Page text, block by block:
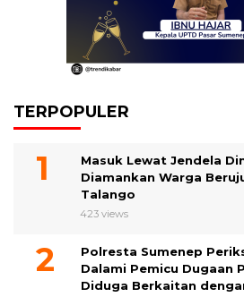
TERPOPULER
Masuk Lewat Jendela
Diamankan Warga
Talango
423 views
Polresta Sumenep
Dalami Pemicu Dugaan
Diduga Berkaitan